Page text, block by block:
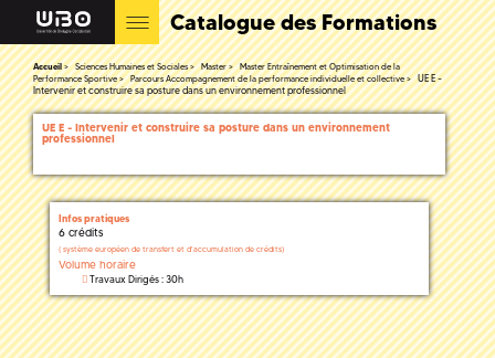
Catalogue des Formations
Accueil Sciences Humaines et Sociales Master
Master Entraînement et Optimisation de la
Performance Sportive
Parcours Accompagnement de la performance individuelle et collective
UE E -
Intervenir et construire sa posture dans un environnement professionnel
UE E - Intervenir et construire sa posture dans un environnement
professionnel
Infos pratiques
6 crédits
( système européen de transfert et d'accumulation de crédits)
Volume horaire
Travaux Dirigés : 30h